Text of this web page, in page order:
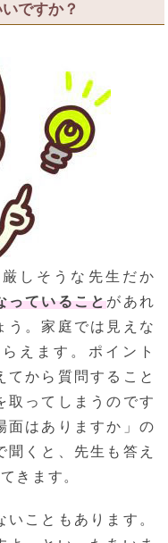
ですか？
しそうな先生だか
っていることがあれ
う。家庭では見えな
えます。ポイント
てから質問すること
取ってしまうのです
面はありますか」の
くと、先生も答え
きます。
こともあります。